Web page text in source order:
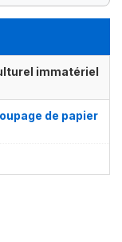
immatériel
de papier